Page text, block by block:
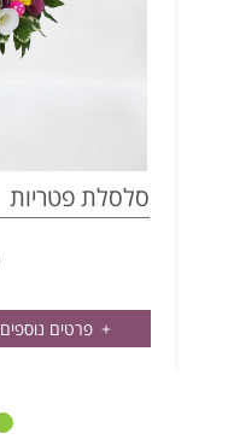
סלסלת פטריות
+ פרטים נוספים